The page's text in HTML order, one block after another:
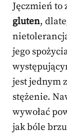
Jęczmień
gluten,
jego
jest jednym
stężenie.
wywołać
jak bóle